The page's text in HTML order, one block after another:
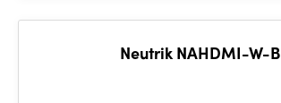
Neutrik NAHDMI-W-B